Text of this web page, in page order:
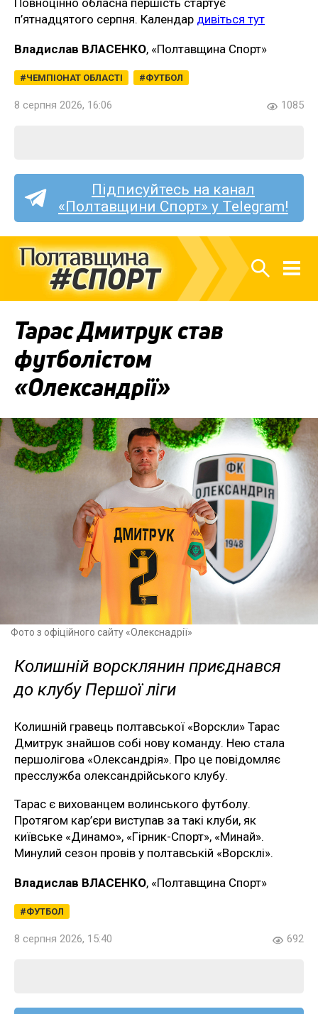
п’ятнадцятого серпня. Календар дивіться тут
Владислав ВЛАСЕНКО, «Полтавщина Спорт»
ЧЕМПІОНАТ ОБЛАСТІ ФУТБОЛ
8 серпня 2026, 16:06 1085
Підписуйтесь на канал
«Полтавщини Спорт» у Telegram!
Тарас Дмитрук став
футболістом
«Олександрії»
Фото з офіційного сайту «Олекснадрії»
Колишній ворсклянин приєднався
до клубу Першої ліги
Колишній гравець полтавської «Ворскли» Тарас
Дмитрук знайшов собі нову команду. Нею стала
першолігова «Олександрія». Про це повідомляє
пресслужба олександрійського клубу.
Тарас є вихованцем волинського футболу.
Протягом кар’єри виступав за такі клуби, як
київське «Динамо», «Гірник-Спорт», «Минай».
Минулий сезон провів у полтавській «Ворсклі».
Владислав ВЛАСЕНКО, «Полтавщина Спорт»
ФУТБОЛ
8 серпня 2026, 15:40 692